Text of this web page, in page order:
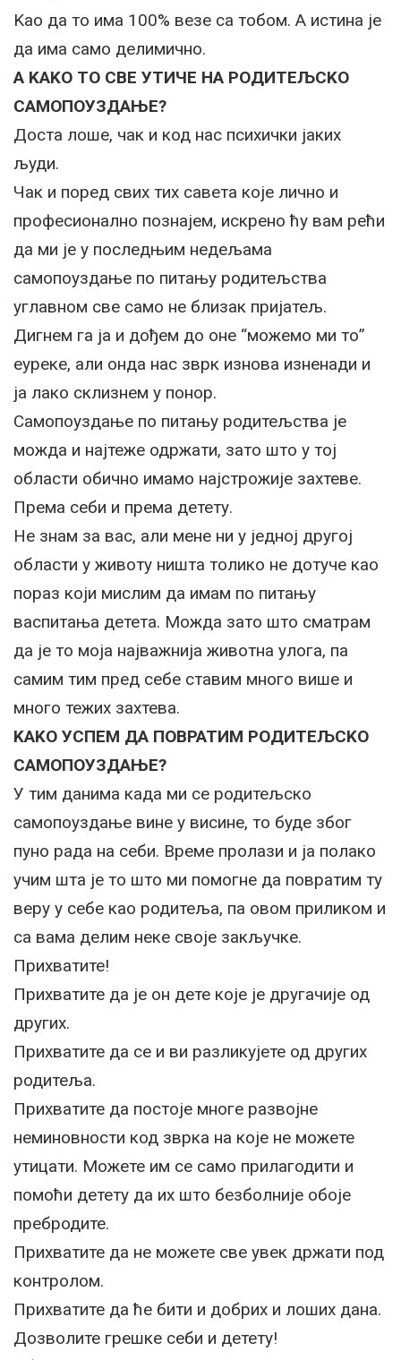
Kао да то има 100% везе са тобом. А истина је
да има само делимично.
А KАKО ТО СВЕ УТИЧЕ НА РОДИТЕЉСKО
САМОПОУЗДАЊЕ?
Доста лоше, чак и код нас психички јаких
људи.
Чак и поред свих тих савета које лично и
професионално познајем, искрено ћу вам рећи
да ми је у последњим недељама
самопоуздање по питању родитељства
углавном све само не близак пријатељ.
Дигнем га ја и дођем до оне “можемо ми то”
еуреке, али онда нас зврк изнова изненади и
ја лако склизнем у понор.
Самопоуздање по питању родитељства је
можда и најтеже одржати, зато што у тој
области обично имамо најстрожије захтеве.
Према себи и према детету.
Не знам за вас, али мене ни у једној другој
области у животу ништа толико не дотуче као
пораз који мислим да имам по питању
васпитања детета. Можда зато што сматрам
да је то моја најважнија животна улога, па
самим тим пред себе ставим много више и
много тежих захтева.
KАKО УСПЕМ ДА ПОВРАТИМ РОДИТЕЉСKО
САМОПОУЗДАЊЕ?
У тим данима када ми се родитељско
самопоуздање вине у висине, то буде због
пуно рада на себи. Време пролази и ја полако
учим шта је то што ми помогне да повратим ту
веру у себе као родитеља, па овом приликом и
са вама делим неке своје закључке.
Прихватите!
Прихватите да је он дете које је другачије од
других.
Прихватите да се и ви разликујете од других
родитеља.
Прихватите да постоје многе развојне
неминовности код зврка на које не можете
утицати. Можете им се само прилагодити и
помоћи детету да их што безболније обоје
пребродите.
Прихватите да не можете све увек држати под
контролом.
Прихватите да ће бити и добрих и лоших дана.
Дозволите грешке себи и детету!